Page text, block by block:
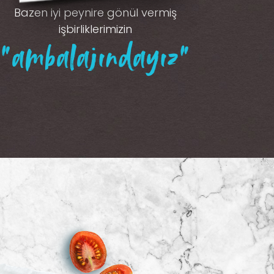
Bazen iyi peynire gönül vermiş
işbirliklerimizin
“ambalajındayız”